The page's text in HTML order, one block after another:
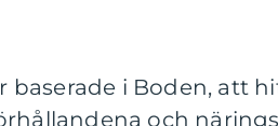
baserade i Boden, att
och